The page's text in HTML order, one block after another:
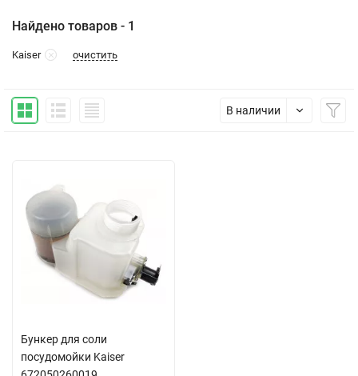
Найдено товаров - 1
Kaiser очистить
В наличии
Бункер для соли
посудомойки Kaiser